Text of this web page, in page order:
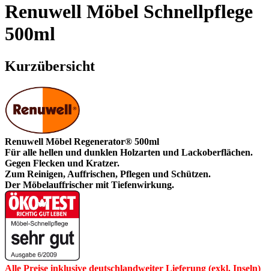
Renuwell Möbel Schnellpflege
500ml
Kurzübersicht
Renuwell Möbel Regenerator® 500ml
Für alle hellen und dunklen Holzarten und Lackoberflächen.
Gegen Flecken und Kratzer.
Zum Reinigen, Auffrischen, Pflegen und Schützen.
Der Möbelauffrischer mit Tiefenwirkung.
Alle Preise inklusive deutschlandweiter Lieferung (exkl. Inseln)